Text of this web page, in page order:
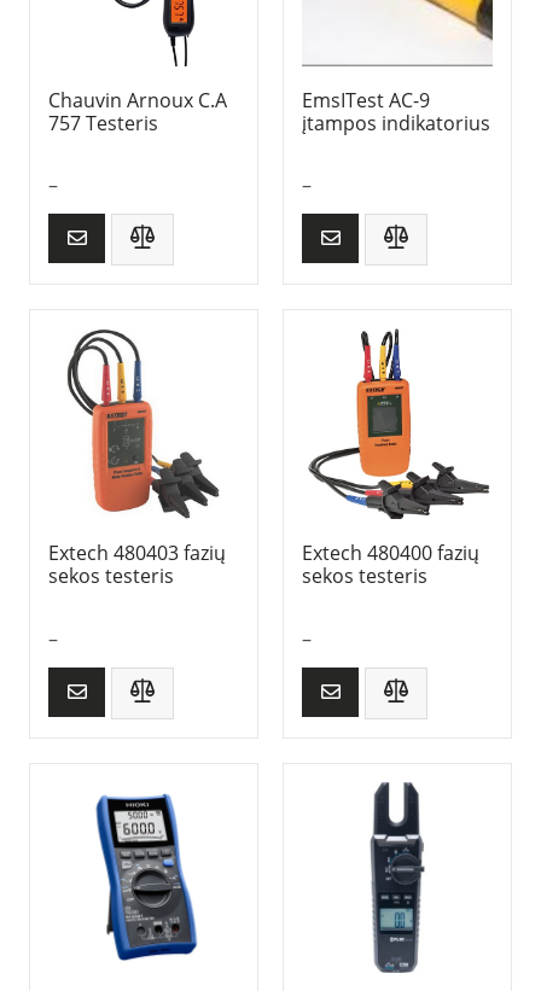
Chauvin Arnoux C.A
757 Testeris
–
EmsITest AC-9
įtampos indikatorius
–
Extech 480403 fazių
sekos testeris
–
Extech 480400 fazių
sekos testeris
–